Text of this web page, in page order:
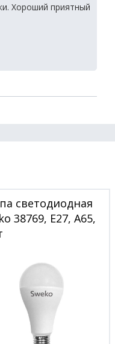
Хороший приятный
светодиодная
38769, E27, A65,